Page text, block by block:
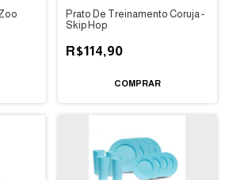
Prato De Treinamento Coruja -
Skip Hop
R$114,90